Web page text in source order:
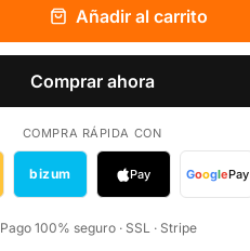
Añadir al carrito
Comprar ahora
COMPRA RÁPIDA CON
bizum Pay GooglePay
Pago 100% seguro · SSL · Stripe